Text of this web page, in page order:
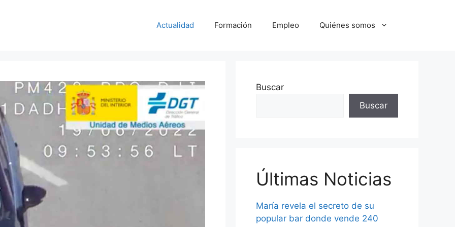
Actualidad Formación Empleo Quiénes somos
Buscar
Buscar
Últimas Noticias
María revela el secreto de su
popular bar donde vende 240